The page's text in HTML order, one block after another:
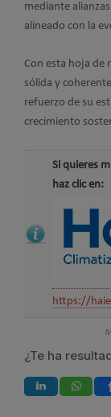
mediante
alineado con la
Con esta hoja de
sólida y
refuerzo de su
crecimiento
Si quieres
haz clic en:
https://
¿Te ha